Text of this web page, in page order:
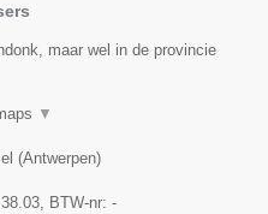
maar wel in de provincie
▼
(Antwerpen)
, BTW-nr: -